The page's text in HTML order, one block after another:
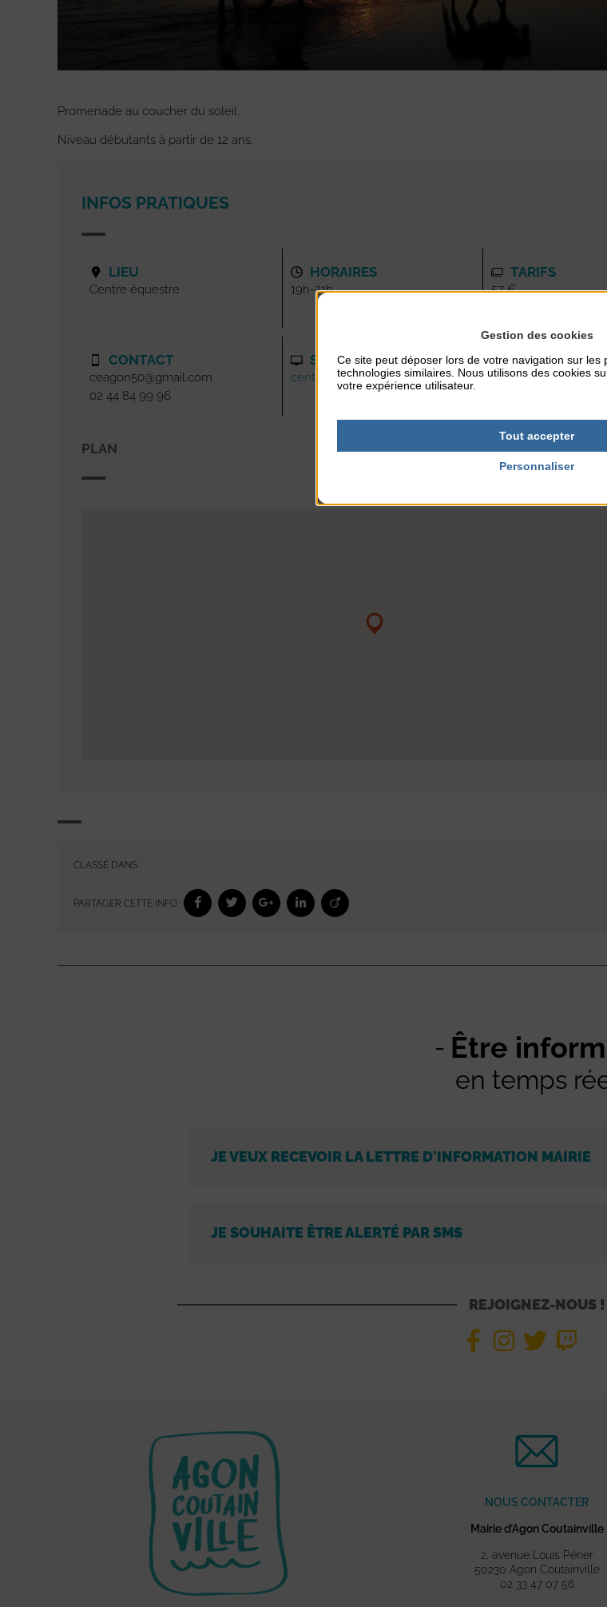
Promenade au coucher du soleil.
Niveau débutants à partir de 12 ans.
INFOS PRATIQUES
LIEU
Centre équestre
CONTACT
ceagon50@gmail.com
02 44 84 99 96
HORAIRES
19h-21h
SITE INTERNET
centreequestreagon.com
TARIFS
57 €
PLAN
CLASSÉ DANS :
PARTAGER CETTE INFO :
Être
en temps
JE VEUX RECEVOIR LA LETTRE D'INFORMATION MAIRIE
JE SOUHAITE ÊTRE ALERTÉ PAR SMS
REJOIGNEZ-NOUS !
NOUS CONTACTER
Mairie d’Agon Coutainville
2, avenue Louis Périer
50230 Agon Coutainville
02 33 47 07 56
Gestion des cookies
Ce site peut déposer lors de votre navigation sur les
technologies similaires. Nous utilisons des cookies
votre expérience utilisateur.
Tout accepter
Personnaliser